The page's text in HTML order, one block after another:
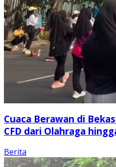
Cuaca Berawan di
CFD dari Olahraga
Berita